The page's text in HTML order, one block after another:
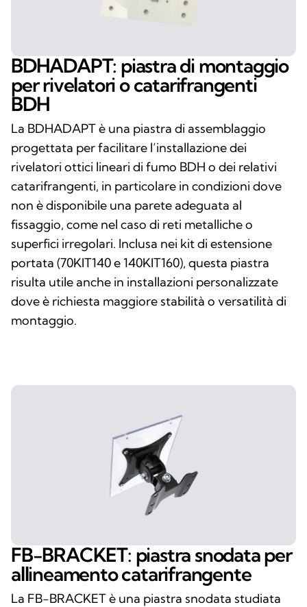
BDHADAPT: piastra di montaggio
per rivelatori o catarifrangenti
BDH
La BDHADAPT è una piastra di assemblaggio
progettata per facilitare l’installazione dei
rivelatori ottici lineari di fumo BDH o dei relativi
catarifrangenti, in particolare in condizioni dove
non è disponibile una parete adeguata al
fissaggio, come nel caso di reti metalliche o
superfici irregolari. Inclusa nei kit di estensione
portata (70KIT140 e 140KIT160), questa piastra
risulta utile anche in installazioni personalizzate
dove è richiesta maggiore stabilità o versatilità di
montaggio.
FB-BRACKET: piastra snodata per
allineamento catarifrangente
La FB-BRACKET è una piastra snodata studiata